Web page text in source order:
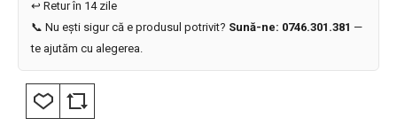
↩️ Retur în 14 zile
📞 Nu ești sigur că e produsul potrivit? Sună-ne: 0746.301.381 —
te ajutăm cu alegerea.